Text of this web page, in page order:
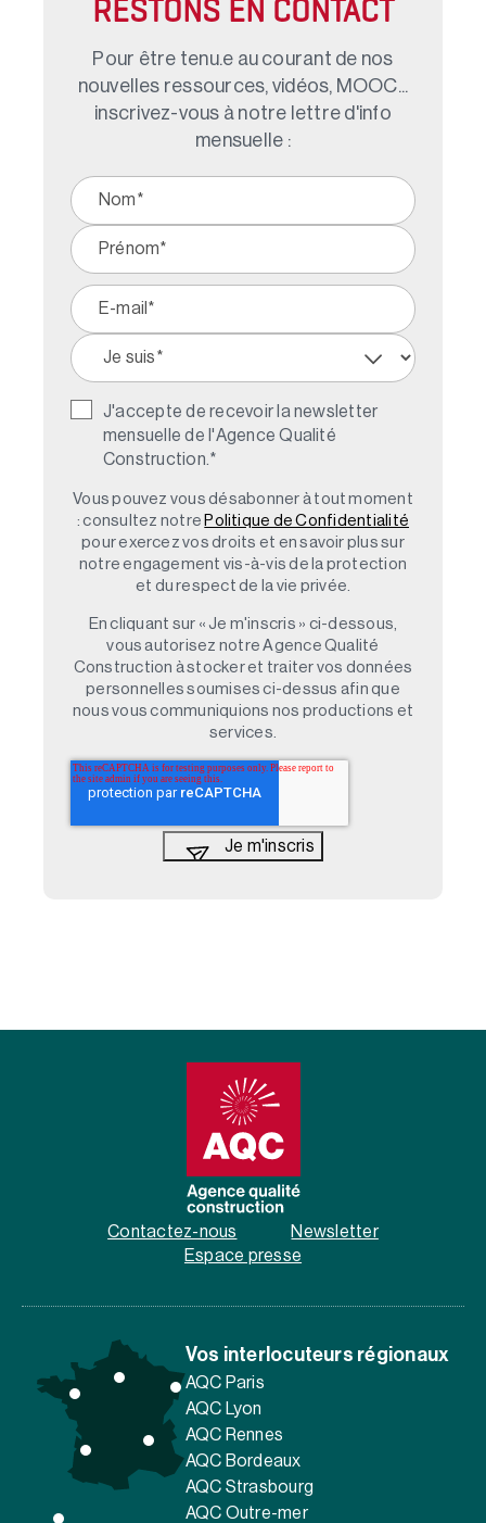
RESTONS EN CONTACT
Pour être tenu.e au courant de nos
nouvelles ressources, vidéos, MOOC...
inscrivez-vous à notre lettre d'info
mensuelle :
J'accepte de recevoir la newsletter
mensuelle de l'Agence Qualité
Construction. *
Vous pouvez vous désabonner à tout moment
: consultez notre Politique de Confidentialité
pour exercez vos droits et en savoir plus sur
notre engagement vis-à-vis de la protection
et du respect de la vie privée.
En cliquant sur « Je m'inscris » ci-dessous,
vous autorisez notre Agence Qualité
Construction à stocker et traiter vos données
personnelles soumises ci-dessus afin que
nous vous communiquions nos productions et
services.
Contactez-nous
Newsletter
Espace presse
Vos interlocuteurs régionaux
AQC Paris
AQC Lyon
AQC Rennes
AQC Bordeaux
AQC Strasbourg
AQC Outre-mer